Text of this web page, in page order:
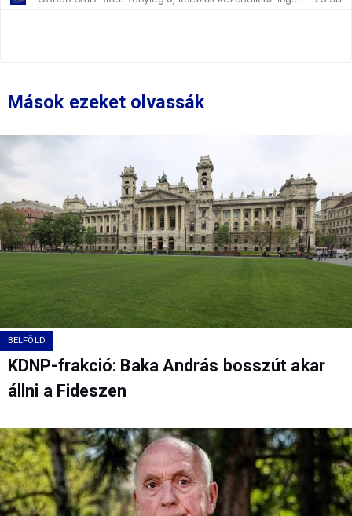
Mások ezeket olvassák
BELFÖLD
KDNP-frakció: Baka András bosszút akar
állni a Fideszen